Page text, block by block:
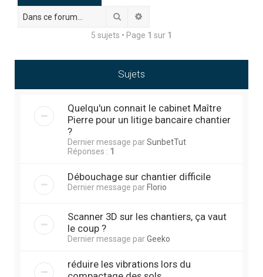
Rechercher
5 sujets • Page 1 sur 1
Sujets
Quelqu'un connait le cabinet Maître
Pierre pour un litige bancaire chantier
?
Dernier message parSunbetTut
Réponses : 1
Débouchage sur chantier difficile
Dernier message par Florio
Scanner 3D sur les chantiers, ça vaut
le coup ?
Dernier message parGeeko
réduire les vibrations lors du